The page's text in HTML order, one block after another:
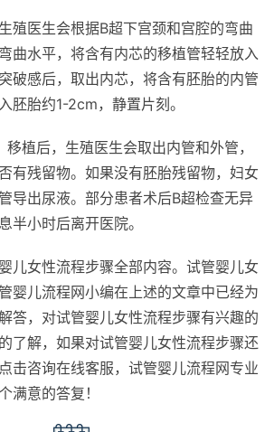
殖医生会根据B超下宫颈和宫腔的弯曲
曲水平，将含有内芯的移植管轻轻放入
破感后，取出内芯，将含有胚胎的内管
胚胎约1-2cm，静置片刻。
植后，生殖医生会取出内管和外管，
有残留物。如果没有胚胎残留物，妇女
导出尿液。部分患者术后B超检查无异
半小时后离开医院。
儿女性流程步骤全部内容。试管婴儿女
婴儿流程网小编在上述的文章中已经为
答，对试管婴儿女性流程步骤有兴趣的
了解，如果对试管婴儿女性流程步骤还
击咨询在线客服，试管婴儿流程网专业
满意的答复！